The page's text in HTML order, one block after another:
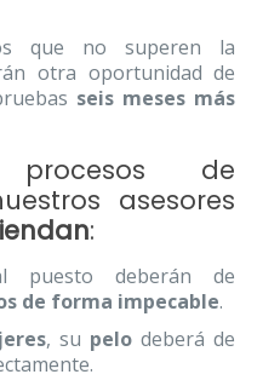
que no superen la
otra oportunidad de
seis meses más
de
asesores
:
puesto deberán de
de forma impecable.
, su pelodeberá de